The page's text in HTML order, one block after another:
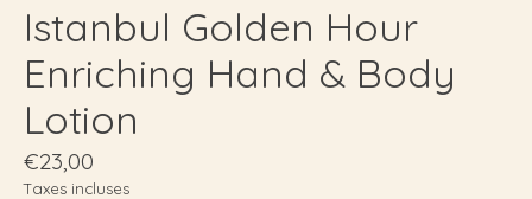
Istanbul Golden Hour
Enriching Hand & Body
Lotion
€23,00
Taxes incluses